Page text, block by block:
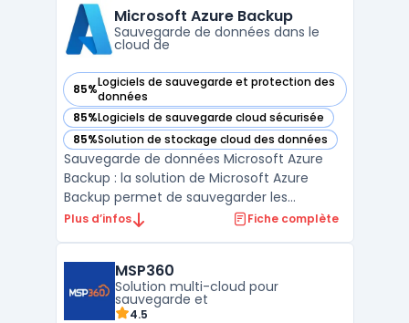
conception garantit une durabilité élevée,
répondant aux besoins infor ...
Microsoft Azure Backup
Sauvegarde de données dans le
cloud de
85%Logiciels de sauvegarde et protection des
données
— voir Microsoft Azure Backup dans cette catégorie
85%Logiciels de sauvegarde cloud sécurisée
— voir Microsoft Azure Backup dans cette catégorie
85%Solution de stockage cloud des données
— voir Microsoft Azure Backup dans cette catégorie
Sauvegarde de données Microsoft Azure
Backup : la solution de Microsoft Azure
Backup permet de sauvegarder les
données de vos serveurs locaux ou de vos
et de sauvegarde automatique, vous
pouvez récupérer rapidemen ...
Plus d’infos Fiche complète
MSP360
Solution multi-cloud pour
sauvegarde et
4.5